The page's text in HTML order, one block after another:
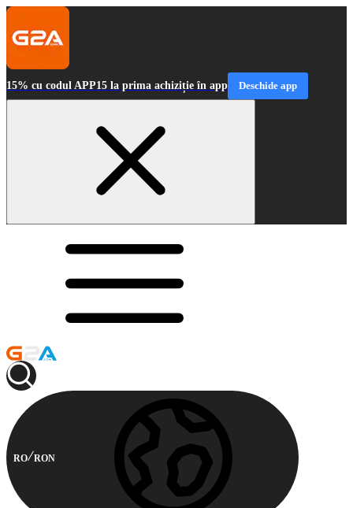
15% cu codul APP15 la prima achiziție în app Deschide app
RO RON